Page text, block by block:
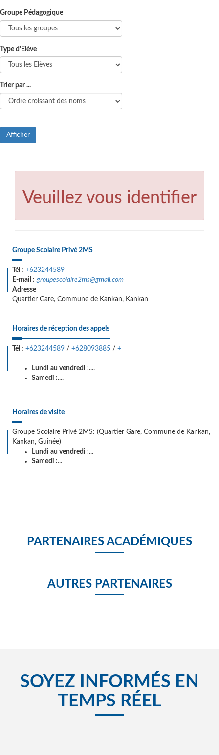
Groupe Pédagogique
Type d'Elève
Trier par ...
Afficher
Veuillez vous identifier
Groupe Scolaire Privé 2MS
Tél : +623244589
E-mail : groupescolaire2ms@gmail.com
Adresse
Quartier Gare, Commune de Kankan, Kankan
Horaires de réception des appels
Tél : +623244589 / +628093885 / +
Lundi au vendredi :....
Samedi :....
Horaires de visite
Groupe Scolaire Privé 2MS: (Quartier Gare, Commune de Kankan,
Kankan, Guinée)
Lundi au vendredi :...
Samedi :...
PARTENAIRES ACADÉMIQUES
AUTRES PARTENAIRES
SOYEZ INFORMÉS EN
TEMPS RÉEL